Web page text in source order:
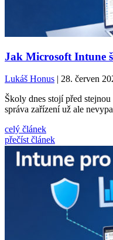
Jak Microsoft Intune
Lukáš Honus | 28. červen
Školy dnes stojí před
správa zařízení už ale
celý článek
přečíst článek